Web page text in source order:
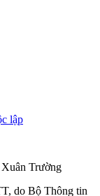
lập
Trường
do Bộ Thông tin